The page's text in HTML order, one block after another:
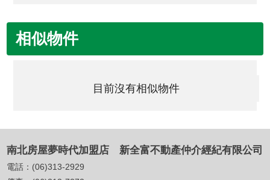
相似物件
目前沒有相似物件
南北房屋夢時代加盟店 新全富不動產仲介經紀有限公司
電話： (06)313-2929